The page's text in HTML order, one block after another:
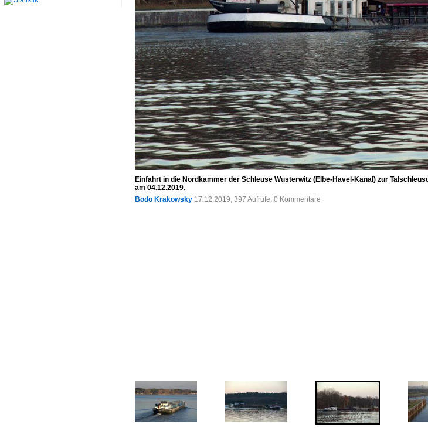
Einfahrt in die Nordkammer der Schleuse Wusterwitz (Elbe-Havel-Kanal) zur
am 04.12.2019.
Bodo Krakowsky 17.12.2019, 397 Aufrufe, 0 Kommentare